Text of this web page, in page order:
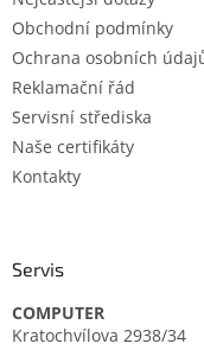
Obchodní podmínky
Ochrana osobních
Reklamační řád
Servisní střediska
Naše certifikáty
Kontakty
Servis
COMPUTER
Kratochvílova 2938/34